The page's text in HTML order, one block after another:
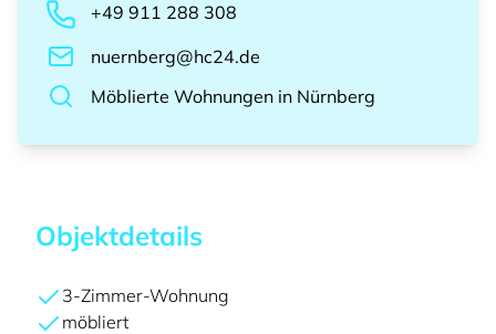
+49 911 288 308
nuernberg@hc24.de
Möblierte Wohnungen in Nürnberg
Objektdetails
3-Zimmer-Wohnung
möbliert